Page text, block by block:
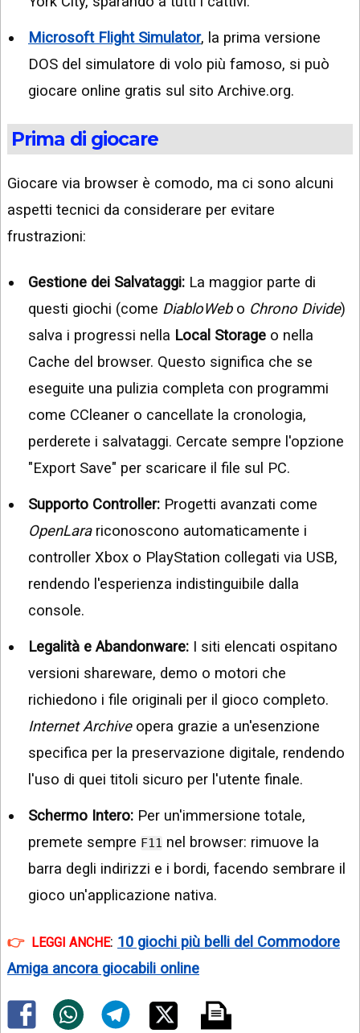
Microsoft Flight Simulator, la prima versione
DOS del simulatore di volo più famoso, si può
giocare online gratis sul sito Archive.org.
Prima di giocare
Giocare via browser è comodo, ma ci sono alcuni
aspetti tecnici da considerare per evitare
frustrazioni:
Gestione dei Salvataggi: La maggior parte di
questi giochi (come DiabloWebo Chrono Divide)
salva i progressi nella Local Storage o nella
Cache del browser. Questo significa che se
eseguite una pulizia completa con programmi
come CCleaner o cancellate la cronologia,
perderete i salvataggi. Cercate sempre l'opzione
"Export Save" per scaricare il file sul PC.
Supporto Controller: Progetti avanzati come
OpenLarariconoscono automaticamente i
controller Xbox o PlayStation collegati via USB,
rendendo l'esperienza indistinguibile dalla
console.
Legalità e Abandonware: I siti elencati ospitano
versioni shareware, demo o motori che
richiedono i file originali per il gioco completo.
Internet Archiveopera grazie a un'esenzione
specifica per la preservazione digitale, rendendo
l'uso di quei titoli sicuro per l'utente finale.
Schermo Intero: Per un'immersione totale,
premete sempre F11 nel browser: rimuove la
barra degli indirizzi e i bordi, facendo sembrare il
gioco un'applicazione nativa.
LEGGI ANCHE: 10 giochi più belli del Commodore
Amiga ancora giocabili online